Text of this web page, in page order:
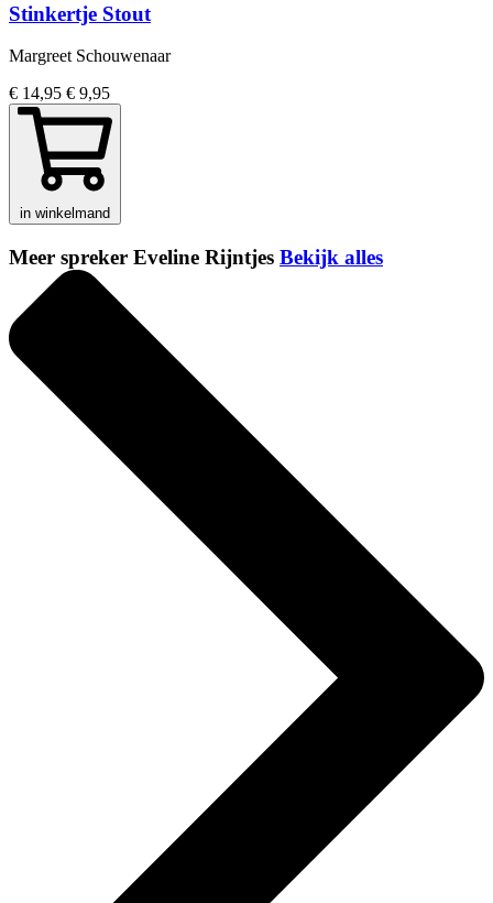
Stinkertje Stout
Margreet Schouwenaar
€ 14,95 € 9,95
in winkelmand
Meer spreker Eveline Rijntjes Bekijk alles